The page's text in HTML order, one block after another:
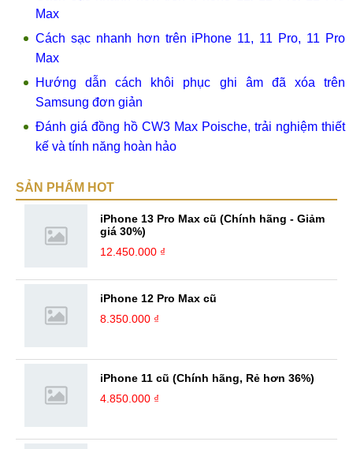
Max
Cách sạc nhanh hơn trên iPhone 11, 11 Pro, 11 Pro
Max
Hướng dẫn cách khôi phục ghi âm đã xóa trên
Samsung đơn giản
Đánh giá đồng hồ CW3 Max Poische, trải nghiệm thiết
kế và tính năng hoàn hảo
SẢN PHẨM HOT
iPhone 13 Pro Max cũ (Chính hãng - Giảm
giá 30%)
12.450.000 ₫
iPhone 12 Pro Max cũ
8.350.000 ₫
iPhone 11 cũ (Chính hãng, Rẻ hơn 36%)
4.850.000 ₫